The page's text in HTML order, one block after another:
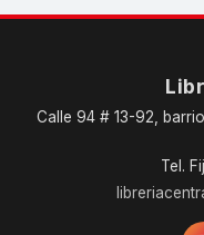
Calle 94 # 13-92,
Tel.